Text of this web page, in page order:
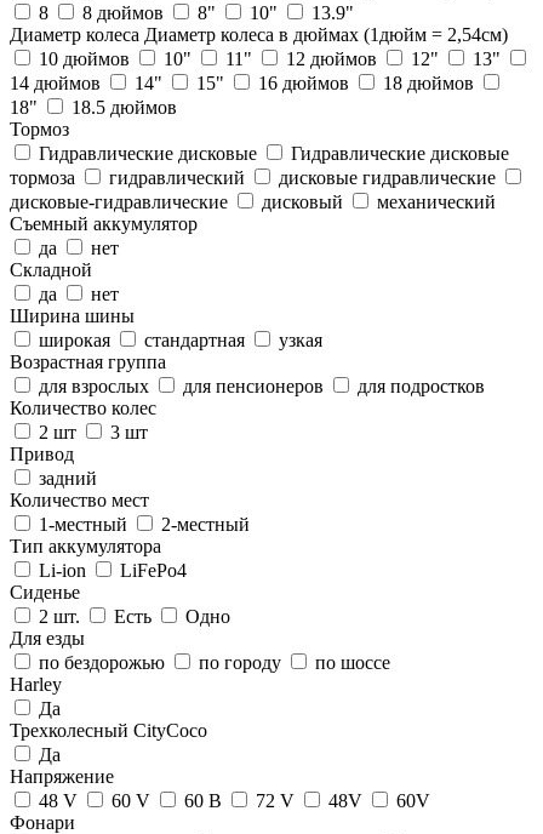
8
8 дюймов 8" 10"
13.9"
Диаметр колеса Диаметр колеса в дюймах (1дюйм = 2,54см)
10 дюймов
10" 11" 12 дюймов 12"
13"
14 дюймов
14" 15" 16 дюймов
18 дюймов
18"
18.5 дюймов
Тормоз
Гидравлические дисковые
Гидравлические дисковые
тормоза
гидравлический
дисковые гидравлические
дисковые-гидравлические
дисковый
механический
Съемный аккумулятор
да
нет
Складной
да
нет
Ширина шины
широкая
стандартная
узкая
Возрастная группа
для взрослых
для пенсионеров
для подростков
Количество колес
2 шт
3 шт
Привод
задний
Количество мест
1-местный
2-местный
Тип аккумулятора
Li-ion
LiFePo4
Сиденье
2 шт.
Есть
Одно
Для езды
по бездорожью
по городу
по шоссе
Harley
Да
Трехколесный CityCoco
Да
Напряжение
48 V
60 V 60 В 72 V 48V
60V
Фонари